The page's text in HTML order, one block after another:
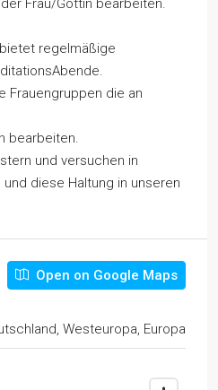
Frau/Göttin bearbeiten.
regelmäßige
Frauengruppen die an
bearbeiten.
und versuchen in
diese Haltung in unseren
Open on Google Maps
Westeuropa, Europa